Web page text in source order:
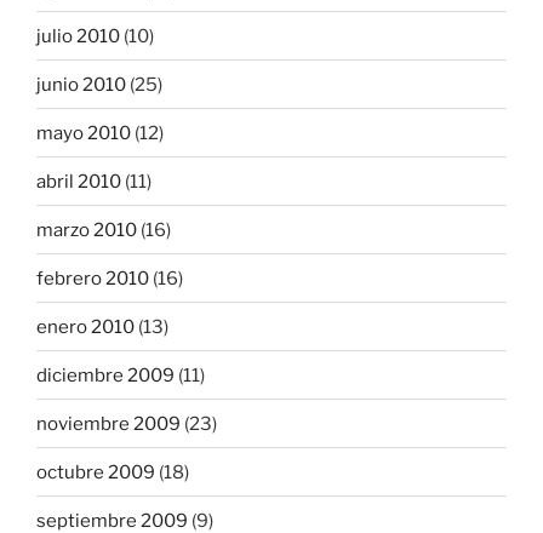
julio 2010 (10)
junio 2010 (25)
mayo 2010 (12)
abril 2010 (11)
marzo 2010 (16)
febrero 2010 (16)
enero 2010 (13)
diciembre 2009 (11)
noviembre 2009 (23)
octubre 2009 (18)
septiembre 2009 (9)